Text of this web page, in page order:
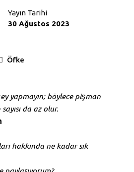
Yayın Tarihi
30 Ağustos 2023
Öfke
yapmayın; böylece pişman
da az olur.
hakkında ne kadar sık